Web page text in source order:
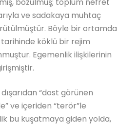
ve sadakaya muhtaç
Böyle bir ortamda
köklü bir rejim
Egemenlik ilişkilerinin
“dost görünen
ve içeriden “terör”le
bu kuşatmaya giden yolda,